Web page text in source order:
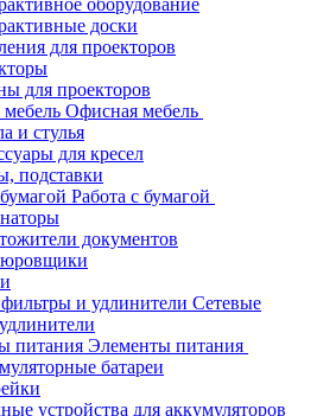
доски
для проекторов
для проекторов
Офисная мебель
и стулья
для кресел
подставки
Работа с бумагой
документов
Сетевые
Элементы питания
батареи
устройства для аккумуляторов